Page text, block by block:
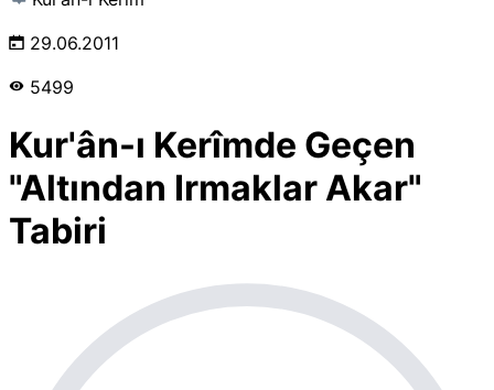
29.06.2011
5499
Kur'ân-ı Kerîmde Geçen
"Altından Irmaklar Akar"
Tabiri